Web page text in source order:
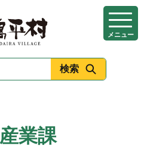
メニュー
産業課